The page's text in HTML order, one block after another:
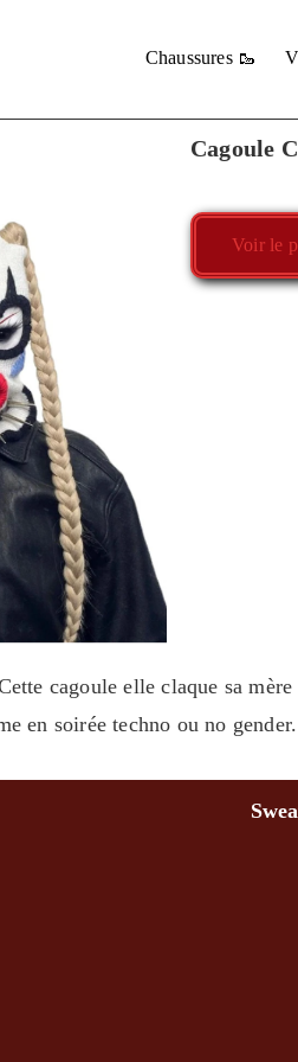
Chaussures 🥾
Cagoule
Voir le
cagoule elle claque sa
en soirée techno ou no